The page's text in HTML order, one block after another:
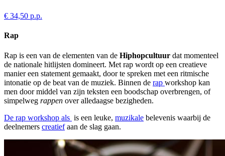
€ 34,50 p.p.
Rap
Rap is een van de elementen van de Hiphopcultuur dat momenteel
de nationale hitlijsten domineert. Met rap wordt op een creatieve
manier een statement gemaakt, door te spreken met een ritmische
intonatie op de beat van de muziek. Binnen de rap workshop kan
men door middel van zijn teksten een boodschap overbrengen, of
simpelweg rappen over alledaagse bezigheden.
De rap workshop als is een leuke, muzikale belevenis waarbij de
deelnemers creatiefaan de slag gaan.